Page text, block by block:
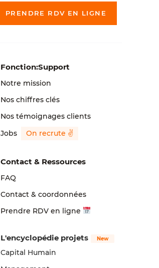
PRENDRE RDV EN LIGNE
Fonction:Support
Notre mission
Nos chiffres clés
Nos témoignages clients
Jobs
Contact & Ressources
FAQ
Contact & coordonnées
Prendre RDV en ligne
L'encyclopédie projets
Capital Humain